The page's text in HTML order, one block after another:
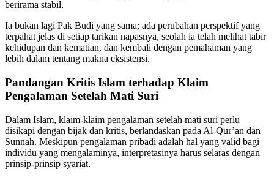
berirama stabil.
Ia bukan lagi Pak Budi yang sama; ada perubahan perspektif yang
terpahat jelas di setiap tarikan napasnya, seolah ia telah melihat tabir
kehidupan dan kematian, dan kembali dengan pemahaman yang
lebih dalam tentang makna eksistensi.
Pandangan Kritis Islam terhadap Klaim
Pengalaman Setelah Mati Suri
Dalam Islam, klaim-klaim pengalaman setelah mati suri perlu
disikapi dengan bijak dan kritis, berlandaskan pada Al-Qur’an dan
Sunnah. Meskipun pengalaman pribadi adalah hal yang valid bagi
individu yang mengalaminya, interpretasinya harus selaras dengan
prinsip-prinsip syariat.